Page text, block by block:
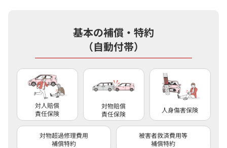
基本の補償・特約
（自動付帯）
対人賠償
責任保険
対物賠償
責任保険
人身傷害保険
対物超過修理費用
補償特約
被害者救済費用等
補償特約